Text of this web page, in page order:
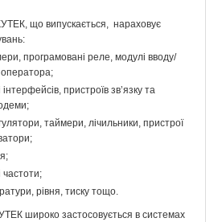
що випускається, нараховує
програмовані реле, модулі вводу/
оператора;
пристроїв зв’язку та
таймери, лічильники, пристрої
частоти;
рівня, тиску тощо.
широко застосовується в системах